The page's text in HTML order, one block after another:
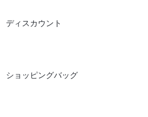
ディスカウント
ショッピングバッグ